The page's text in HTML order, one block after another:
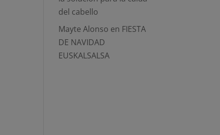
del cabello
Mayte Alonso en FIESTA
DE NAVIDAD
EUSKALSALSA